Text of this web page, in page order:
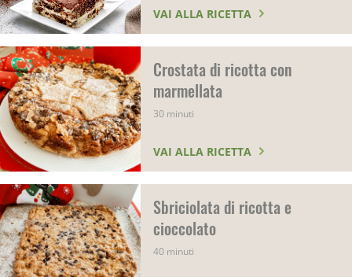
VAI ALLA RICETTA
Crostata di ricotta con
marmellata
30 minuti
VAI ALLA RICETTA
Sbriciolata di ricotta e
cioccolato
40 minuti